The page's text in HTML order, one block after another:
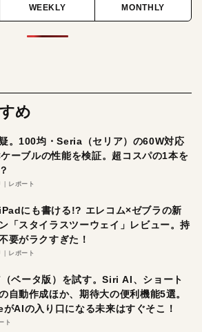
WEEKLY MONTHLY
め
。100均・Seria（セリア）の60W対応
ーブルの性能を検証。超コスパの1本を
レポート
にも書ける!? エレコム×ゼブラの新
「スタイラスツーウェイ」レビュー。持
要がラクすぎた！
レポート
ベータ版）を試す。Siri AI、ショート
自動作成ほか、期待大の便利機能5選。
AIの入り口になる未来はすぐそこ！
ト